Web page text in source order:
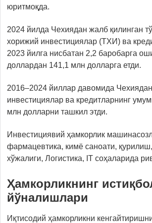
юритмоқда.
2024 йилда Чехиядан жалб қилинган
хорижий инвестициялар (ТХИ) ва
2023 йилга нисбатан 2,2 баробарга
доллардан 141,1 млн долларга етди.
2016–2024 йиллар давомида
инвестициялар ва кредитларнинг
млн долларни ташкил этди.
Инвестициявий ҳамкорлик
фармацевтика, кимё саноати,
хўжалиги, Логистика, IT соҳаларида
Ҳамкорликнинг
йўналишлари
Иқтисодий ҳамкорликни